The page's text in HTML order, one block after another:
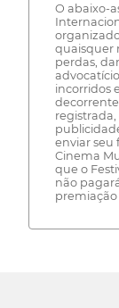
O abaixo-
quaisquer
perdas,
incorridos
registrada,
enviar seu
Cinema
que o
não
premiação